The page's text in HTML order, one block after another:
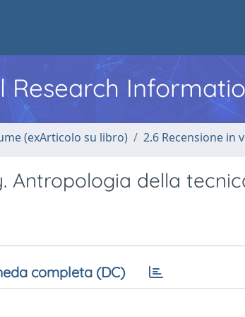
Research
(exArticolo su libro) 2.6 Recensione in
Antropologia della
completa (DC)